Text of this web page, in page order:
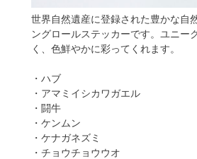
世界自然遺産に登録された豊かな自
ングロールステッカーです。ユニー
く、色鮮やかに彩ってくれます。
・ハブ
・アマミイシカワガエル
・闘牛
・ケンムン
・ケナガネズミ
・チョウチョウウオ